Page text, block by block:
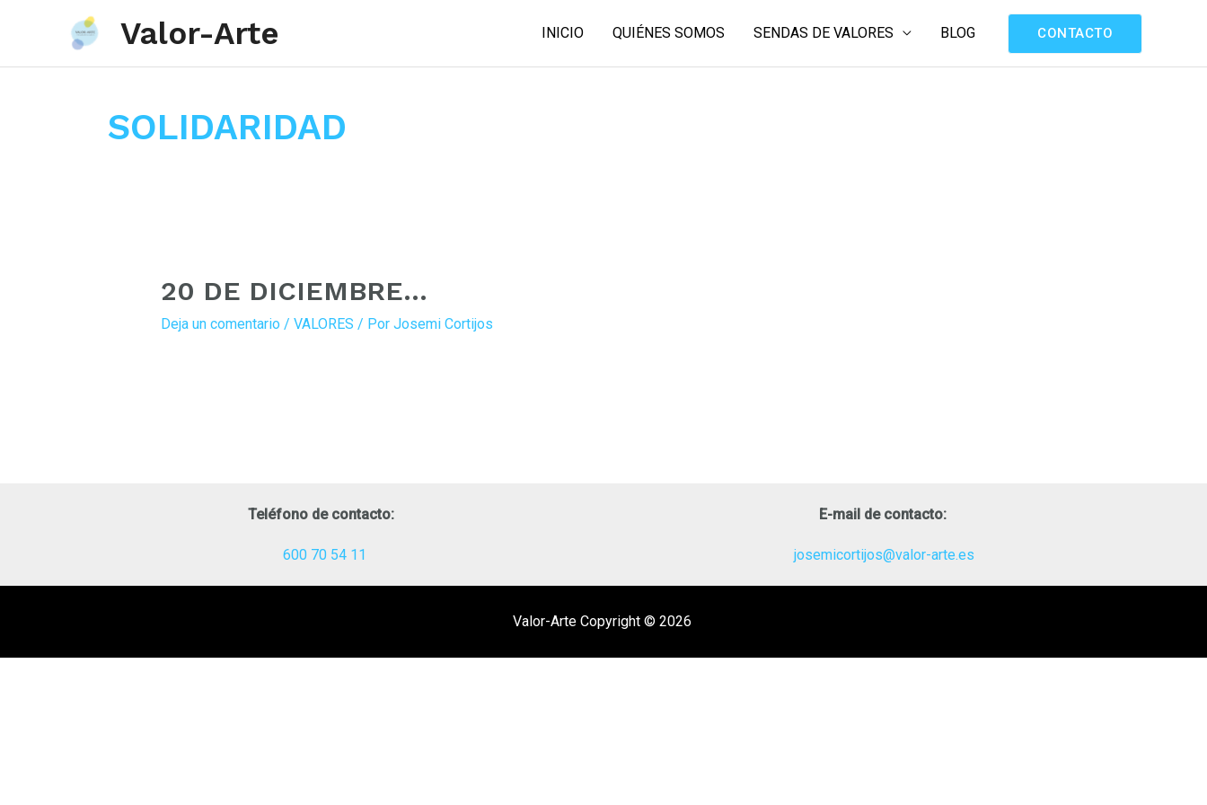
Valor-Arte INICIO QUIÉNES SOMOS SENDAS DE VALORES BLOG CONTACTO
SOLIDARIDAD
20 DE DICIEMBRE…
Deja un comentario / VALORES / Por Josemi Cortijos
Teléfono de contacto:
600 70 54 11
E-mail de contacto:
josemicortijos@valor-arte.es
Valor-Arte Copyright © 2026